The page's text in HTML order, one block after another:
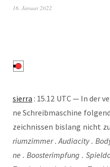
16. Januar 2022
sier­ra : 15.12 UTC — In der
ne Schreib­ma­schi­ne
zeich­nis­sen bis­lang nicht
ri­um­zim­mer . Audia­ci­ty .
ne . Boos­ter­imp­fung .